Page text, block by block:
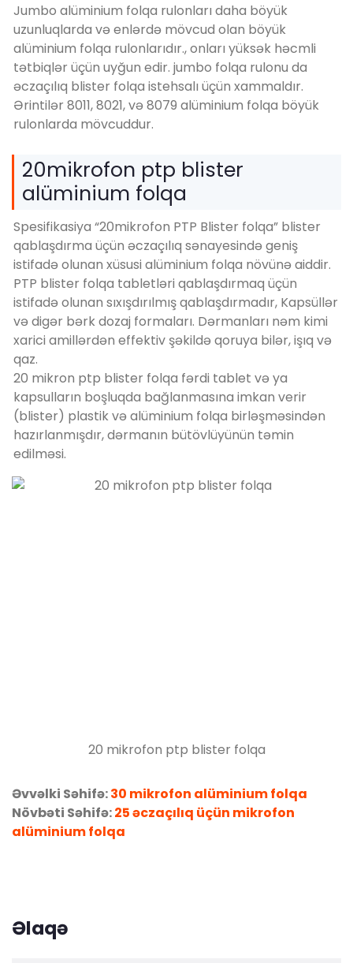
Jumbo alüminium folqa rulonları daha böyük
uzunluqlarda və enlərdə mövcud olan böyük
alüminium folqa rulonlarıdır., onları yüksək həcmli
tətbiqlər üçün uyğun edir. jumbo folqa rulonu da
əczaçılıq blister folqa istehsalı üçün xammaldır.
Ərintilər 8011, 8021, və 8079 alüminium folqa böyük
rulonlarda mövcuddur.
20mikrofon ptp blister
alüminium folqa
Spesifikasiya “20mikrofon PTP Blister folqa” blister
qablaşdırma üçün əczaçılıq sənayesində geniş
istifadə olunan xüsusi alüminium folqa növünə aiddir.
PTP blister folqa tabletləri qablaşdırmaq üçün
istifadə olunan sıxışdırılmış qablaşdırmadır, Kapsüllər
və digər bərk dozaj formaları. Dərmanları nəm kimi
xarici amillərdən effektiv şəkildə qoruya bilər, işıq və
qaz.
20 mikron ptp blister folqa fərdi tablet və ya
kapsulların boşluqda bağlanmasına imkan verir
(blister) plastik və alüminium folqa birləşməsindən
hazırlanmışdır, dərmanın bütövlüyünün təmin
edilməsi.
20 mikrofon ptp blister folqa
Əvvəlki Səhifə:30 mikrofon alüminium folqa
Növbəti Səhifə:25 əczaçılıq üçün mikrofon
alüminium folqa
Əlaqə